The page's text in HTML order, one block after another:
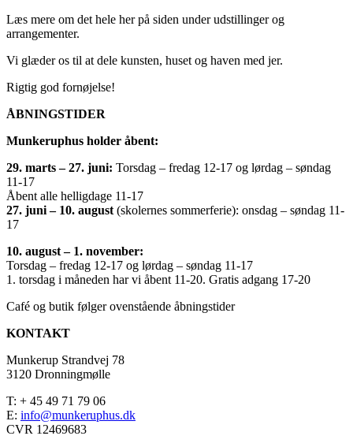
Læs mere om det hele her på siden under udstillinger og
arrangementer.
Vi glæder os til at dele kunsten, huset og haven med jer.
Rigtig god fornøjelse!
ÅBNINGSTIDER
Munkeruphus holder åbent:
29. marts – 27. juni: Torsdag – fredag 12-17 og lørdag – søndag
11-17
Åbent alle helligdage 11-17
27. juni – 10. august (skolernes sommerferie): onsdag – søndag 11-
17
10. august – 1. november:
Torsdag – fredag 12-17 og lørdag – søndag 11-17
1. torsdag i måneden har vi åbent 11-20. Gratis adgang 17-20
Café og butik følger ovenstående åbningstider
KONTAKT
Munkerup Strandvej 78
3120 Dronningmølle
T: + 45 49 71 79 06
E: info@munkeruphus.dk
CVR 12469683